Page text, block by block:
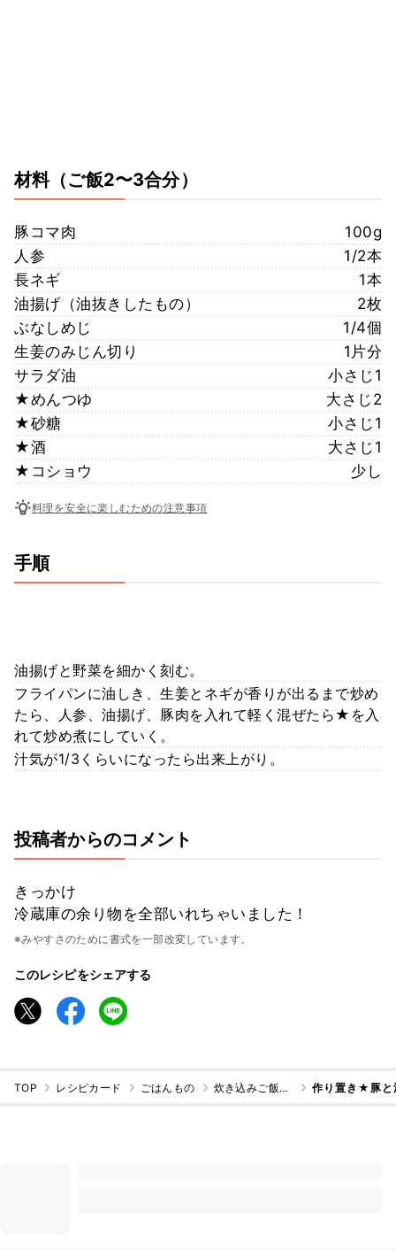
材料（ご飯2〜3合分）
豚コマ肉
100g
人参
1/2本
長ネギ
1本
油揚げ（油抜きしたもの）
2枚
ぶなしめじ
1/4個
生姜のみじん切り
1片分
サラダ油
小さじ1
★めんつゆ
大さじ2
★砂糖
小さじ1
★酒
大さじ1
★コショウ
少し
料理を安全に楽しむための注意事項
手順
油揚げと野菜を細かく刻む。
フライパンに油しき、生姜とネギが香りが出るまで炒め
たら、人参、油揚げ、豚肉を入れて軽く混ぜたら★を入
れて炒め煮にしていく。
汁気が1/3くらいになったら出来上がり。
投稿者からのコメント
きっかけ
冷蔵庫の余り物を全部いれちゃいました！
※みやすさのために書式を一部改変しています。
このレシピをシェアする
TOP レシピカード ごはんもの 炊き込みご飯・混ぜご飯 作り置き★豚と